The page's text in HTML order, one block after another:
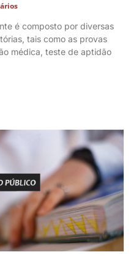
é composto por diversas
tais como as provas
médica, teste de aptidão